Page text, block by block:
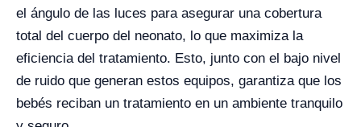
el ángulo de las luces para asegurar una cobertura
total del cuerpo del neonato, lo que maximiza la
eficiencia del tratamiento. Esto, junto con el bajo nivel
de ruido que generan estos equipos, garantiza que los
bebés reciban un tratamiento en un ambiente tranquilo